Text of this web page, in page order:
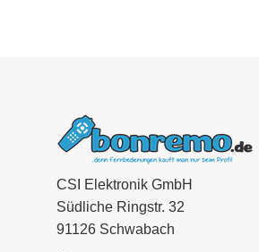
CSI Elektronik GmbH
Südliche Ringstr. 32
91126 Schwabach